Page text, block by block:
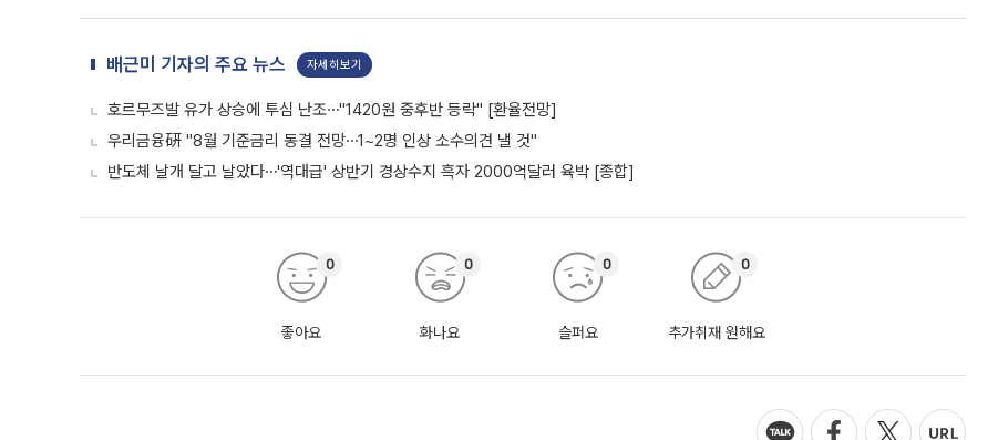
배근미 기자의 주요 뉴스 자세히보기
호르무즈발 유가 상승에 투심 난조⋯"1420원 중후반 등락" [환율전망]
우리금융硏 "8월 기준금리 동결 전망⋯1~2명 인상 소수의견 낼 것"
반도체 날개 달고 날았다⋯'역대급' 상반기 경상수지 흑자 2000억달러 육박 [종합]
좋아요
0
화나요
0
슬퍼요
0
추가취재 원해요
0